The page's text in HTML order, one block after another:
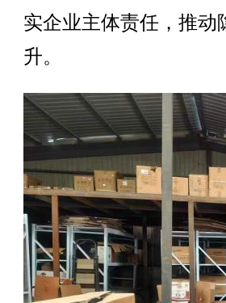
实企业主体责任，推动
升。